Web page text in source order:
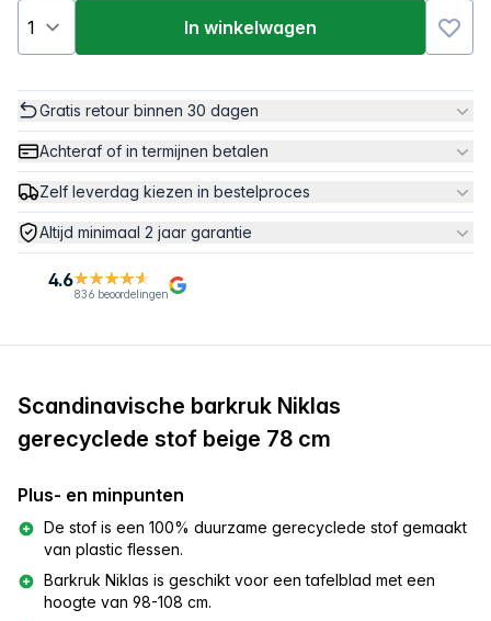
In winkelwagen
Gratis retour binnen 30 dagen
Achteraf of in termijnen betalen
Zelf leverdag kiezen in bestelproces
Altijd minimaal 2 jaar garantie
4.6
836 beoordelingen
Scandinavische barkruk Niklas
gerecyclede stof beige 78 cm
Plus- en minpunten
De stof is een 100% duurzame gerecyclede stof gemaakt
van plastic flessen.
Barkruk Niklas is geschikt voor een tafelblad met een
hoogte van 98-108 cm.